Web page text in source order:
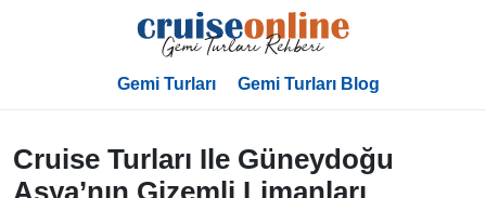
Gemi Turları Gemi Turları Blog
Cruise Turları Ile Güneydoğu
Asya’nın Gizemli Limanları